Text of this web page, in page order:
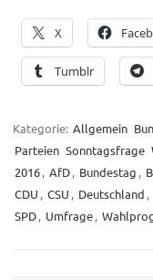
X
Tumblr
Kategorie: Allgemein
Parteien Sonntagsfrage
2016, AfD, Bundestag ,
CDU , CSU , Deutschland ,
SPD, Umfrage,